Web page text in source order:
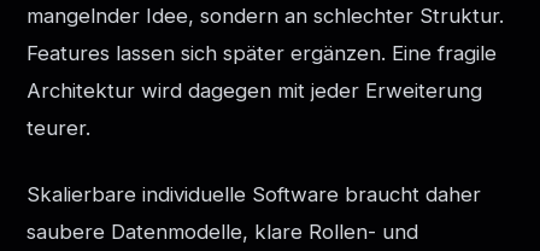
mangelnder Idee, sondern an schlechter Struktur.
Features lassen sich später ergänzen. Eine fragile
Architektur wird dagegen mit jeder Erweiterung
teurer.
Skalierbare individuelle Software braucht daher
saubere Datenmodelle, klare Rollen- und